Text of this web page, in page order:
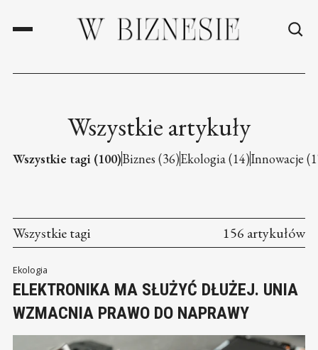
Wszystkie artykuły
Wszystkie tagi (100)Biznes (36)Ekologia (14)Innowacje
Wszystkie tagi 156 artykułów
Ekologia
ELEKTRONIKA MA SŁUŻYĆ DŁUŻEJ. UNIA
WZMACNIA PRAWO DO NAPRAWY